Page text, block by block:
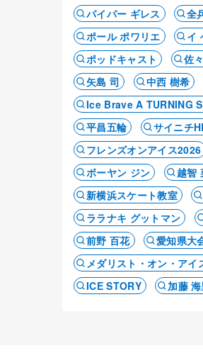
パイパー ギレス
全
ポール ポワリエ
イ
ポッドキャスト
佐
矢島 司
中西 樹希
Ice Brave A TURNING
平昌五輪
サイニチ
フレンズオンアイス2026
ボーヤン ジン
越智
新横浜スケート教室
ララナキ グットマン
前野 百花
愛知県大
メダリスト・オン・アイ
ICE STORY
加藤 海